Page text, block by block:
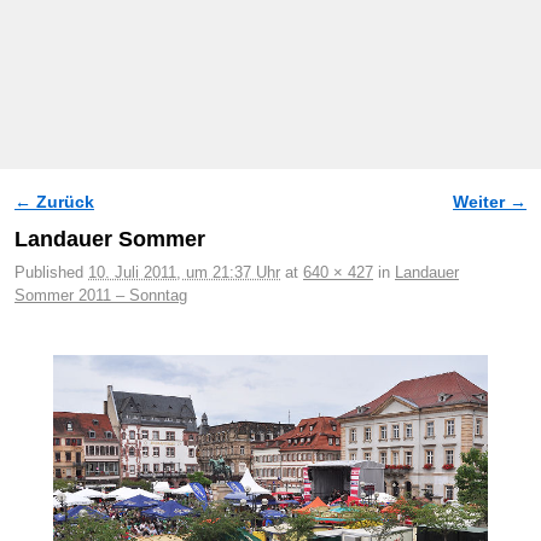
Bilder-Navigation
← Zurück Weiter →
Landauer Sommer
Published 10. Juli 2011, um 21:37 Uhr at 640 × 427 in
Landauer
Sommer 2011 – Sonntag